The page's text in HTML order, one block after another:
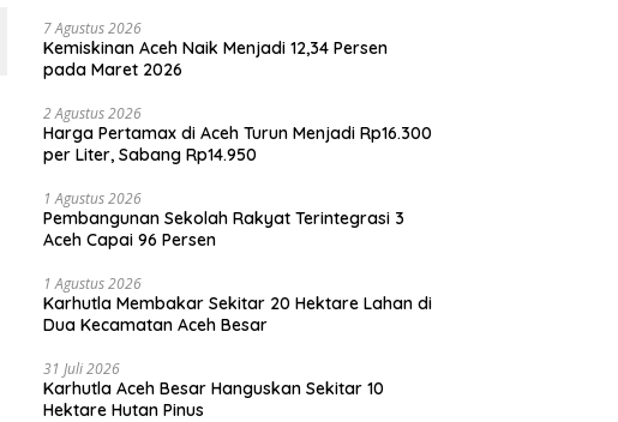
7 Agustus 2026
Kemiskinan Aceh Naik Menjadi 12,34 Persen
pada Maret 2026
2 Agustus 2026
Harga Pertamax di Aceh Turun Menjadi Rp16.300
per Liter, Sabang Rp14.950
1 Agustus 2026
Pembangunan Sekolah Rakyat Terintegrasi 3
Aceh Capai 96 Persen
1 Agustus 2026
Karhutla Membakar Sekitar 20 Hektare Lahan di
Dua Kecamatan Aceh Besar
31 Juli 2026
Karhutla Aceh Besar Hanguskan Sekitar 10
Hektare Hutan Pinus